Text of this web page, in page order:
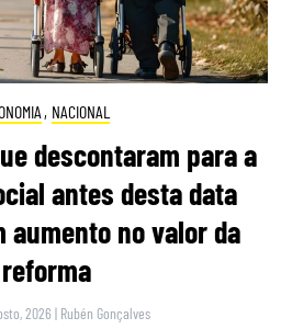
, NACIONAL
descontaram para a
antes desta data
aumento no valor da
reforma
2026 | Rubén Gonçalves